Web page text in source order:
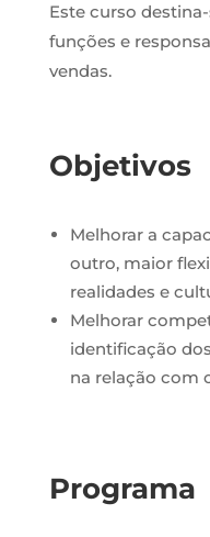
Este curso
funções e
vendas.
Objetivos
Melhorar a
outro, maior
realidades e
Melhorar
identificação
na relação com
Programa